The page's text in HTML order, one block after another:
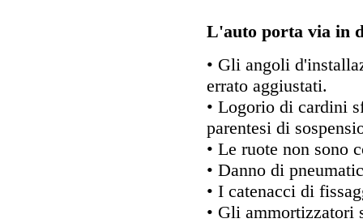
L'auto porta via in
• Gli angoli
errato aggiustati.
• Logorio di cardini
parentesi di
• Le ruote non sono
• Danno di
• I catenacci di
• Gli ammortizzatori